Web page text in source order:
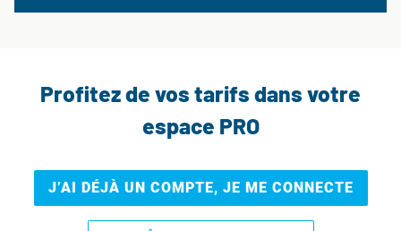
Profitez de vos tarifs dans votre
espace PRO
J’AI DÉJÀ UN COMPTE, JE ME CONNECTE